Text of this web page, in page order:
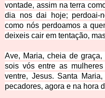
vontade, assim na terra
dia nos dai hoje; perdoai-
como nós perdoamos a
deixeis cair em tentação,
Ave, Maria, cheia de
sois vós entre as
ventre, Jesus. Santa
pecadores, agora e na hora